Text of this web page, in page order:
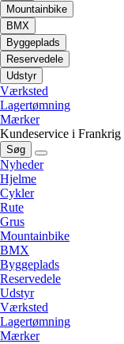
Mountainbike
BMX
Byggeplads
Reservedele
Udstyr
Værksted
Lagertømning
Mærker
Kundeservice i Frankrig
Søg
Nyheder
Hjelme
Cykler
Rute
Grus
Mountainbike
BMX
Byggeplads
Reservedele
Udstyr
Værksted
Lagertømning
Mærker